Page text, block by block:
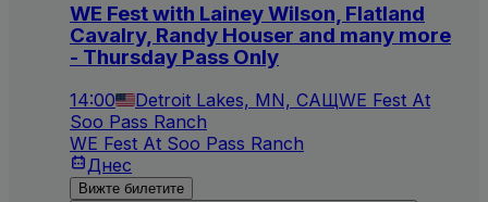
WE Fest with Lainey Wilson, Flatland
Cavalry, Randy Houser and many more
- Thursday Pass Only
14:00 Detroit Lakes, MN, САЩWE Fest At
Soo Pass Ranch
WE Fest At Soo Pass Ranch
Днес
Вижте билетите